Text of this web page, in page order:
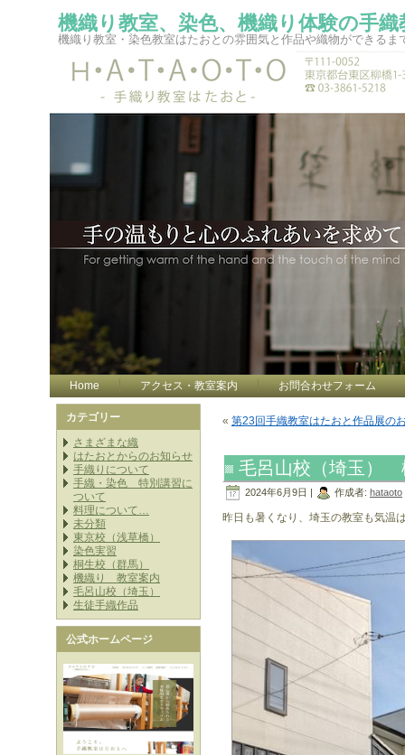
機織り教室、染色、機織り体験の手
機織り教室・染色教室はたおとの雰囲気と作品や織物ができるま
Home アクセス・教室案内 お問合わせフォーム
カテゴリー
さまざまな織
はたおとからのお知らせ
手織りについて
手織・染色 特別講習に
ついて
料理について…
未分類
東京校（浅草橋）
染色実習
桐生校（群馬）
機織り 教室案内
毛呂山校（埼玉）
生徒手織作品
公式ホームページ
« 第23回手織教室はたおと作品展の
毛呂山校（埼玉）
2024年6月9日 | 作成者: hataoto
昨日も暑くなり、埼玉の教室も気